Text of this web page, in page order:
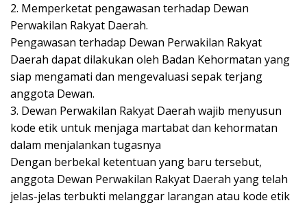
2. Memperketat pengawasan terhadap Dewan
Perwakilan Rakyat Daerah.
Pengawasan terhadap Dewan Perwakilan Rakyat
Daerah dapat dilakukan oleh Badan Kehormatan yang
siap mengamati dan mengevaluasi sepak terjang
anggota Dewan.
3. Dewan Perwakilan Rakyat Daerah wajib menyusun
kode etik untuk menjaga martabat dan kehormatan
dalam menjalankan tugasnya
Dengan berbekal ketentuan yang baru tersebut,
anggota Dewan Perwakilan Rakyat Daerah yang telah
jelas-jelas terbukti melanggar larangan atau kode etik